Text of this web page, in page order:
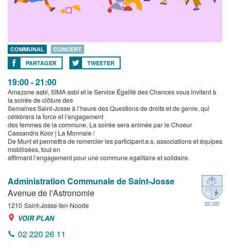
COMMUNAL
CONCERT
PARTAGER
TWEETER
19:00 - 21:00
Amazone asbl, SIMA asbl et le Service Égalité des Chances vous invitent à
la soirée de clôture des
Semaines Saint-Josse à l’heure des Questions de droits et de genre, qui
célèbrera la force et l’engagement
des femmes de la commune. La soirée sera animée par le Choeur
Cassandra Koor | La Monnaie /
De Munt et permettra de remercier les participant.e.s, associations et équipes
mobilisées, tout en
affirmant l’engagement pour une commune egalitaire et solidaire.
Administration Communale de Saint-Josse
Avenue de l'Astronomie
1210 Saint-Josse-ten-Noode
VOIR PLAN
02 220 26 11